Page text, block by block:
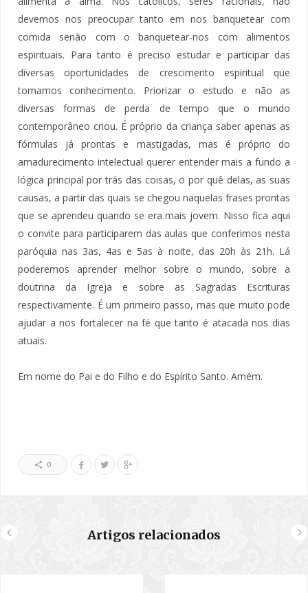
devemos nos preocupar tanto em nos banquetear com
comida senão com o banquetear-nos com alimentos
espirituais. Para tanto é preciso estudar e participar das
diversas oportunidades de crescimento espiritual que
tomamos conhecimento. Priorizar o estudo e não as
diversas formas de perda de tempo que o mundo
contemporâneo criou. É próprio da criança saber apenas as
fórmulas já prontas e mastigadas, mas é próprio do
amadurecimento intelectual querer entender mais a fundo a
lógica principal por trás das coisas, o por quê delas, as suas
causas, a partir das quais se chegou naquelas frases prontas
que se aprendeu quando se era mais jovem. Nisso fica aqui
o convite para participarem das aulas que conferimos nesta
paróquia nas 3as, 4as e 5as à noite, das 20h às 21h. Lá
poderemos aprender melhor sobre o mundo, sobre a
doutrina da Igreja e sobre as Sagradas Escrituras
respectivamente. É um primeiro passo, mas que muito pode
ajudar a nos fortalecer na fé que tanto é atacada nos dias
atuais.
Em nome do Pai e do Filho e do Espírito Santo. Amém.
0
Artigos relacionados